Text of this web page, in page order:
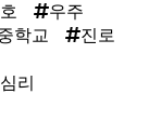
우주
학교
진로
리